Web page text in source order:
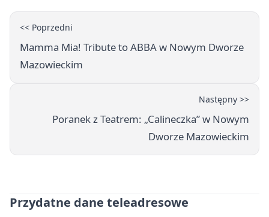
<< Poprzedni
Mamma Mia! Tribute to ABBA w Nowym Dworze
Mazowieckim
Następny >>
Poranek z Teatrem: „Calineczka” w Nowym
Dworze Mazowieckim
Przydatne dane teleadresowe